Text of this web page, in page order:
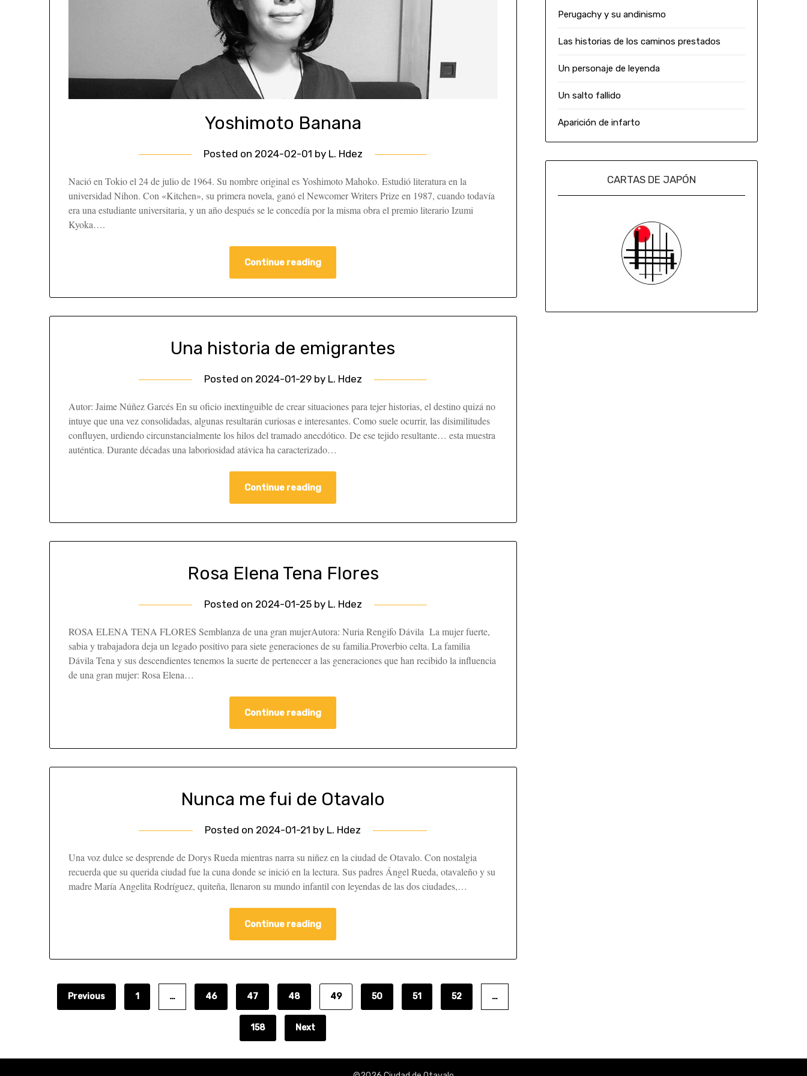
Yoshimoto Banana
Posted on 2024-02-01 by L. Hdez
Nació en Tokio el 24 de julio de 1964. Su nombre original es Yoshimoto Mahoko. Estudió literatura en la
universidad Nihon. Con «Kitchen», su primera novela, ganó el Newcomer Writers Prize en 1987, cuando todavía
era una estudiante universitaria, y un año después se le concedía por la misma obra el premio literario Izumi
Kyoka….
Continue reading
Una historia de emigrantes
Posted on 2024-01-29by L. Hdez
Autor: Jaime Núñez Garcés En su oficio inextinguible de crear situaciones para tejer historias, el destino quizá no
intuye que una vez consolidadas, algunas resultarán curiosas e interesantes. Como suele ocurrir, las disimilitudes
confluyen, urdiendo circunstancialmente los hilos del tramado anecdótico. De ese tejido resultante… esta muestra
auténtica. Durante décadas una laboriosidad atávica ha caracterizado…
Continue reading
Rosa Elena Tena Flores
Posted on 2024-01-25by L. Hdez
ROSA ELENA TENA FLORES Semblanza de una gran mujerAutora: Nuria Rengifo Dávila La mujer fuerte,
sabia y trabajadora deja un legado positivo para siete generaciones de su familia.Proverbio celta. La familia
Dávila Tena y sus descendientes tenemos la suerte de pertenecer a las generaciones que han recibido la influencia
de una gran mujer: Rosa Elena…
Continue reading
Nunca me fui de Otavalo
Posted on 2024-01-21 by L. Hdez
Una voz dulce se desprende de Dorys Rueda mientras narra su niñez en la ciudad de Otavalo. Con nostalgia
recuerda que su querida ciudad fue la cuna donde se inició en la lectura. Sus padres Ángel Rueda, otavaleño y su
madre María Angelita Rodríguez, quiteña, llenaron su mundo infantil con leyendas de las dos ciudades,…
Continue reading
Previous 1 … 46 47 48 49 50 51 52 …
158 Next
Perugachy y su andinismo
Las historias de los caminos prestados
Un personaje de leyenda
Un salto fallido
Aparición de infarto
CARTAS DE JAPÓN